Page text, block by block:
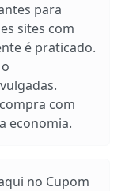
para
sites com
é praticado.
com
economia.
no Cupom